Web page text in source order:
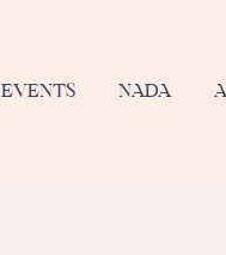
EVENTS NADA